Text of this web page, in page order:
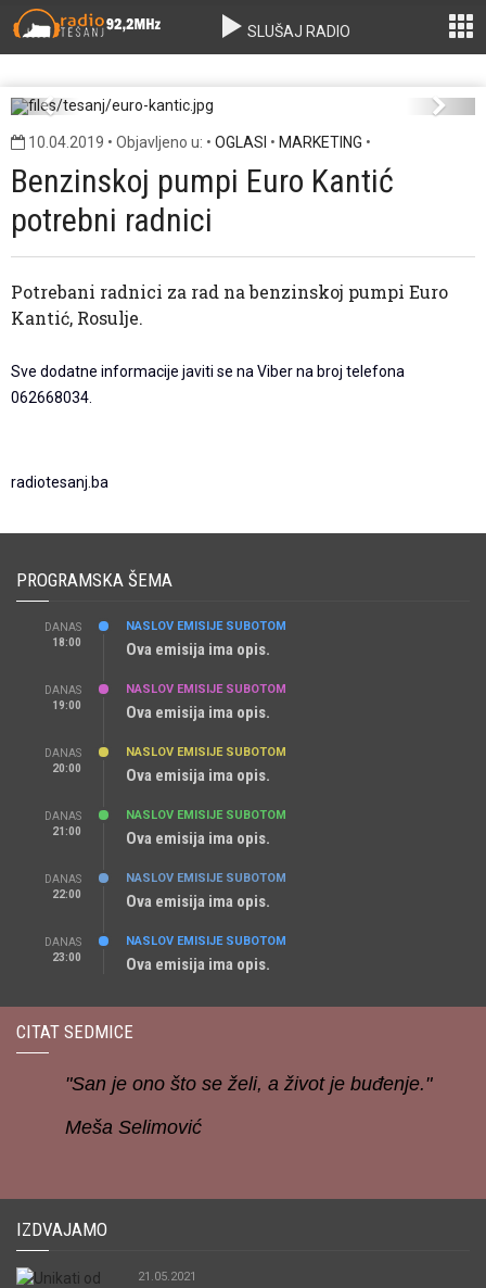
SLUŠAJ RADIO
Previous Next
10.04.2019 • Objavljeno u: • OGLASI • MARKETING •
Benzinskoj pumpi Euro Kantić
potrebni radnici
Potrebani radnici za rad na benzinskoj pumpi Euro
Kantić, Rosulje.
Sve dodatne informacije javiti se na Viber na broj telefona
062668034.
radiotesanj.ba
PROGRAMSKA ŠEMA
DANAS
18:00
NASLOV EMISIJE SUBOTOM
Ova emisija ima opis.
DANAS
19:00
NASLOV EMISIJE SUBOTOM
Ova emisija ima opis.
DANAS
20:00
NASLOV EMISIJE SUBOTOM
Ova emisija ima opis.
DANAS
21:00
NASLOV EMISIJE SUBOTOM
Ova emisija ima opis.
DANAS
22:00
NASLOV EMISIJE SUBOTOM
Ova emisija ima opis.
DANAS
23:00
NASLOV EMISIJE SUBOTOM
Ova emisija ima opis.
CITAT SEDMICE
"San je ono što se želi, a život je buđenje."
Meša Selimović
IZDVAJAMO
21.05.2021